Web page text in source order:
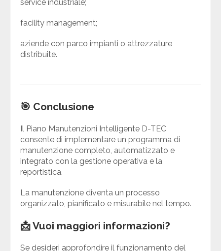
service industriale;
facility management;
aziende con parco impianti o attrezzature
distribuite.
🎯 Conclusione
Il Piano Manutenzioni Intelligente D-TEC
consente di implementare un programma di
manutenzione completo, automatizzato e
integrato con la gestione operativa e la
reportistica.
La manutenzione diventa un processo
organizzato, pianificato e misurabile nel tempo.
📩 Vuoi maggiori informazioni?
Se desideri approfondire il funzionamento del